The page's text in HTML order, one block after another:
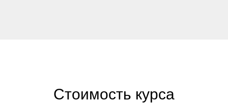
Стоимость курса